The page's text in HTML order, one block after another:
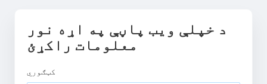
د خپلې ویب پاڼې په اړه نور
معلومات راکړئ
کټګوري